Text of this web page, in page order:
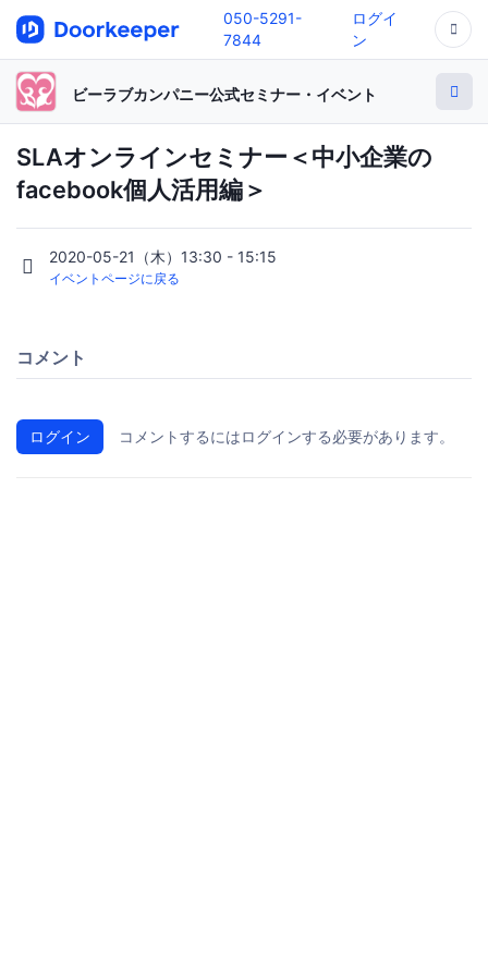
050-5291-
7844
ログイ
ン
ビーラブカンパニー公式セミナー・イベント
SLAオンラインセミナー＜中小企業の
facebook個人活用編＞
2020-05-21（木）13:30 - 15:15
イベントページに戻る
コメント
ログイン コメントするにはログインする必要があります。